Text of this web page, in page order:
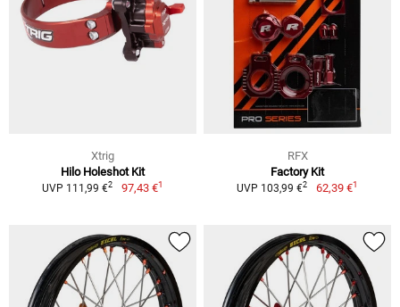
Xtrig
Hilo Holeshot Kit
UVP 111,99 €2 97,43 €1
RFX
Factory Kit
UVP 103,99 €2 62,39 €1